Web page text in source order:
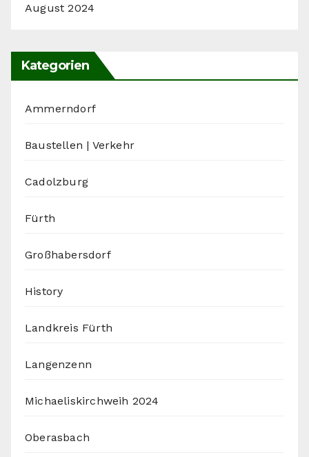
August 2024
Kategorien
Ammerndorf
Baustellen | Verkehr
Cadolzburg
Fürth
Großhabersdorf
History
Landkreis Fürth
Langenzenn
Michaeliskirchweih 2024
Oberasbach